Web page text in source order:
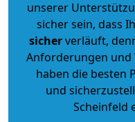
unserer
sicher sein, dass
sicherverläuft,
Anforderungen und
haben die besten
und
Scheinfeld